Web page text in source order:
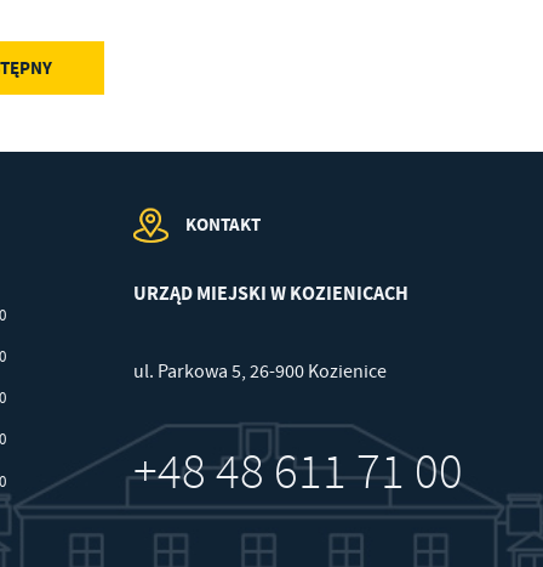
KONTAKT
URZĄD MIEJSKI W KOZIENICACH
ul. Parkowa 5, 26-900 Kozienice
+48 48 611 71 00